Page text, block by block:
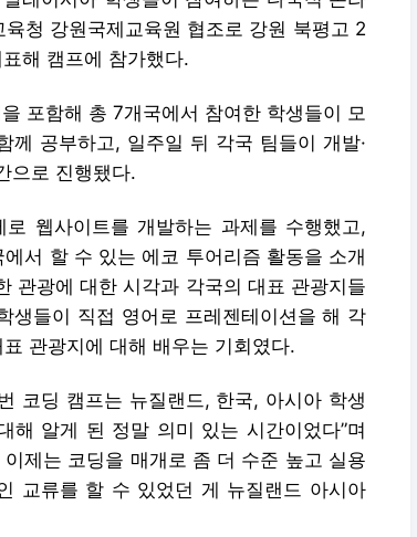
청 강원국제교육원 협조로 강원 북평고 2
해 캠프에 참가했다.
포함해 총 7개국에서 참여한 학생들이 모
공부하고, 일주일 뒤 각국 팀들이 개발·
으로 진행됐다.
웹사이트를 개발하는 과제를 수행했고,
서 할 수 있는 에코 투어리즘 활동을 소개
관광에 대한 시각과 각국의 대표 관광지들
생들이 직접 영어로 프레젠테이션을 해 각
관광지에 대해 배우는 기회였다.
코딩 캠프는 뉴질랜드, 한국, 아시아 학생
해 알게 된 정말 의미 있는 시간이었다”며
제는 코딩을 매개로 좀 더 수준 높고 실용
교류를 할 수 있었던 게 뉴질랜드 아시아